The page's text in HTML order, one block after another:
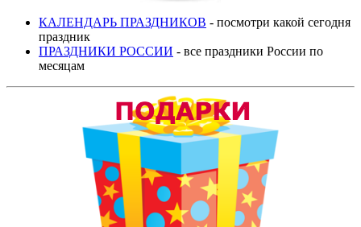
КАЛЕНДАРЬ ПРАЗДНИКОВ - посмотри какой сегодня
праздник
ПРАЗДНИКИ РОССИИ - все праздники России по
месяцам